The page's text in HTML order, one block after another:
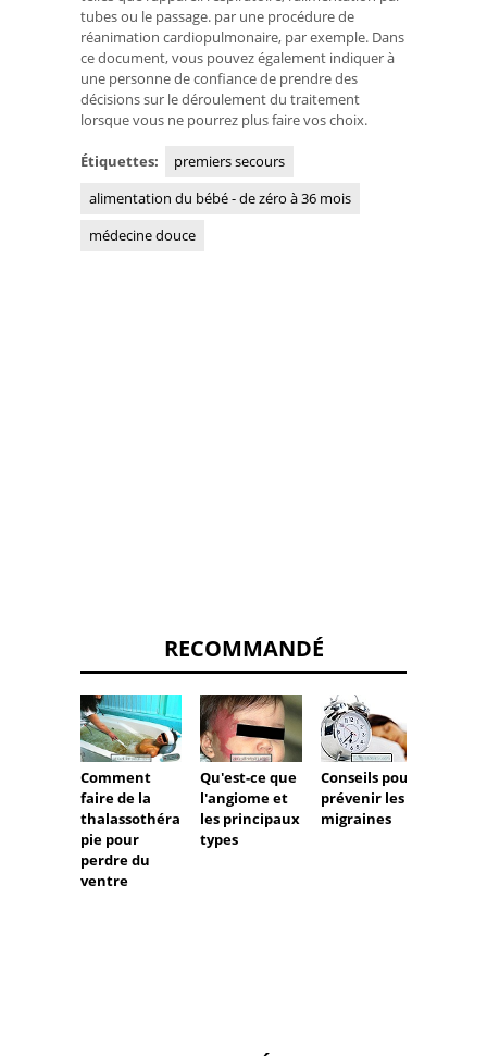
tubes ou le passage. par une procédure de
réanimation cardiopulmonaire, par exemple. Dans
ce document, vous pouvez également indiquer à
une personne de confiance de prendre des
décisions sur le déroulement du traitement
lorsque vous ne pourrez plus faire vos choix.
Étiquettes:
premiers secours
alimentation du bébé - de zéro à 36 mois
médecine douce
RECOMMANDÉ
Comment
faire de la
thalassothéra
pie pour
perdre du
ventre
Qu'est-ce que
l'angiome et
les principaux
types
Conseils pour
prévenir les
migraines